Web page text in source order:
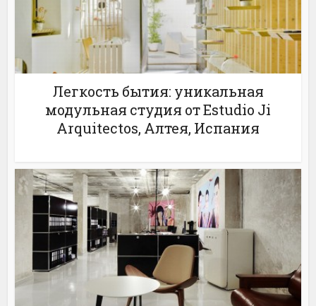
Легкость бытия: уникальная
модульная студия от Estudio Ji
Arquitectos, Алтея, Испания